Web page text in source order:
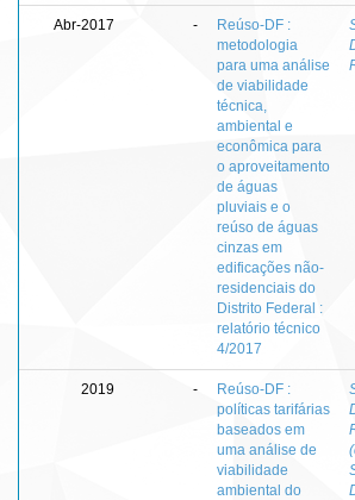
Abr-2017 -
Reúso-DF :
metodologia
para uma análise
de viabilidade
técnica,
ambiental e
econômica para
o aproveitamento
de águas
pluviais e o
reúso de águas
cinzas em
edificações não-
residenciais do
Distrito Federal :
relatório técnico
4/2017
2019 -
Reúso-DF :
políticas tarifárias
baseados em
uma análise de
viabilidade
ambiental do